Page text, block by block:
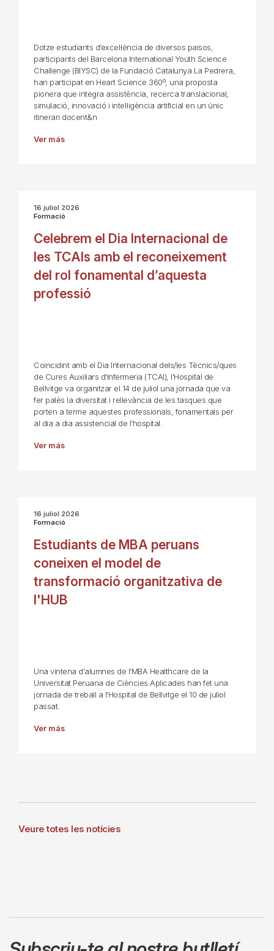
Dotze estudiants d’excel·lència de diversos països,
participants del Barcelona International Youth Science
Challenge (BIYSC) de la Fundació Catalunya La Pedrera,
han participat en Heart Science 360º, una proposta
pionera que integra assistència, recerca translacional,
simulació, innovació i intel·ligència artificial en un únic
itinerari docent&n
Ver más
16 juliol 2026
Formació
Celebrem el Dia Internacional de
les TCAIs amb el reconeixement
del rol fonamental d’aquesta
professió
Coincidint amb el Dia Internacional dels/les Tècnics/ques
de Cures Auxiliars d'Infermeria (TCAI), l'Hospital de
Bellvitge va organitzar el 14 de juliol una jornada que va
fer palès la diversitat i rellevància de les tasques que
porten a terme aquestes professionals, fonamentals per
al dia a dia assistencial de l’hospital.
Ver más
16 juliol 2026
Formació
Estudiants de MBA peruans
coneixen el model de
transformació organitzativa de
l'HUB
Una vintena d'alumnes de l'MBA Healthcare de la
Universitat Peruana de Ciències Aplicades han fet una
jornada de treball a l'Hospital de Bellvitge el 10 de juliol
passat.
Ver más
Veure totes les notícies